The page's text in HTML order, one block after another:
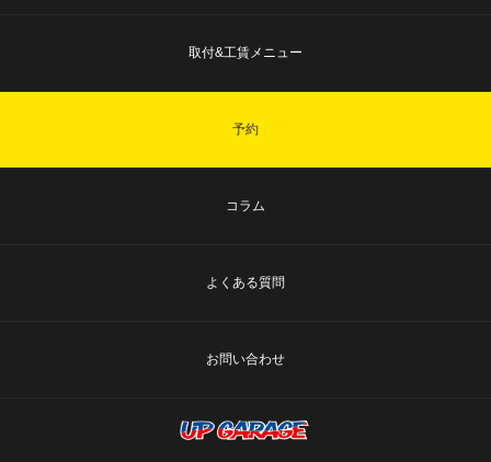
取付&工賃メニュー
予約
コラム
よくある質問
お問い合わせ